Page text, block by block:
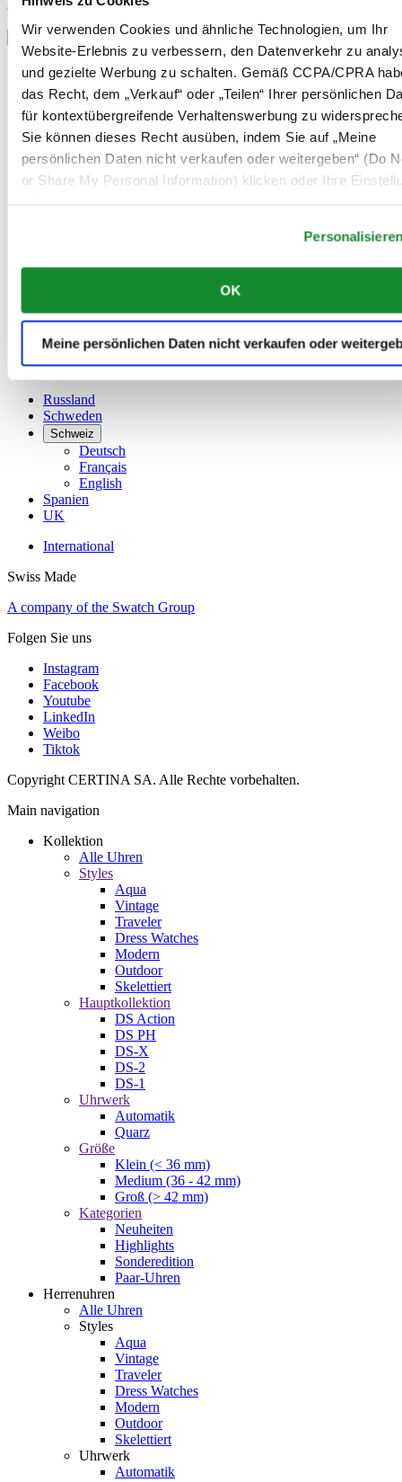
Wir verwenden Cookies und ähnliche Technologien, um Ihr
Website-Erlebnis zu verbessern, den Datenverkehr zu
und gezielte Werbung zu schalten. Gemäß CCPA/CPRA
das Recht, dem „Verkauf“ oder „Teilen“ Ihrer persönlichen
für kontextübergreifende Verhaltenswerbung zu
Sie können dieses Recht ausüben, indem Sie auf „Meine
persönlichen Daten nicht verkaufen oder weitergeben“ (Do
or Share My Personal Information) klicken oder Ihre
OK
Meine persönlichen Daten nicht verkaufen oder
Land/Region auswählen
Sprachumschalter
Belgien
Dutch
Français
China
English
简体中文
Dänemark
Deutschland
Luxemburg
Niederlande
Norwegen
Österreich
Polen
Russland
Schweden
Schweiz
Deutsch
Français
English
Spanien
UK
International
Swiss Made
A company of the Swatch Group
Folgen Sie uns
Instagram
Facebook
Youtube
LinkedIn
Weibo
Tiktok
Copyright CERTINA SA. Alle Rechte vorbehalten.
Main navigation
Kollektion
Alle Uhren
Styles
Aqua
Vintage
Traveler
Dress Watches
Modern
Outdoor
Skelettiert
Hauptkollektion
DS Action
DS PH
DS-X
DS-2
DS-1
Uhrwerk
Automatik
Quarz
Größe
Klein (< 36 mm)
Medium (36 - 42 mm)
Groß (> 42 mm)
Kategorien
Neuheiten
Highlights
Sonderedition
Paar-Uhren
Herrenuhren
Alle Uhren
Styles
Aqua
Vintage
Traveler
Dress Watches
Modern
Outdoor
Skelettiert
Uhrwerk
Automatik